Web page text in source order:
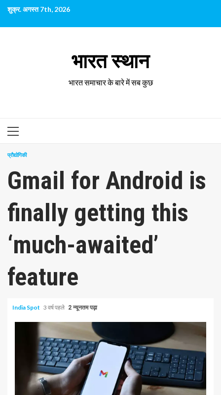
छोड़कर
सामग्री
पर
शुक्र. अगस्त 7th, 2026
भारत स्थान
भारत समाचार के बारे में सब कुछ
प्राथमिक
प्रौद्योगिकी
Gmail for Android is
finally getting this
‘much-awaited’
feature
India Spot 3 वर्ष पहले 2 न्यूनतम पढ़ा